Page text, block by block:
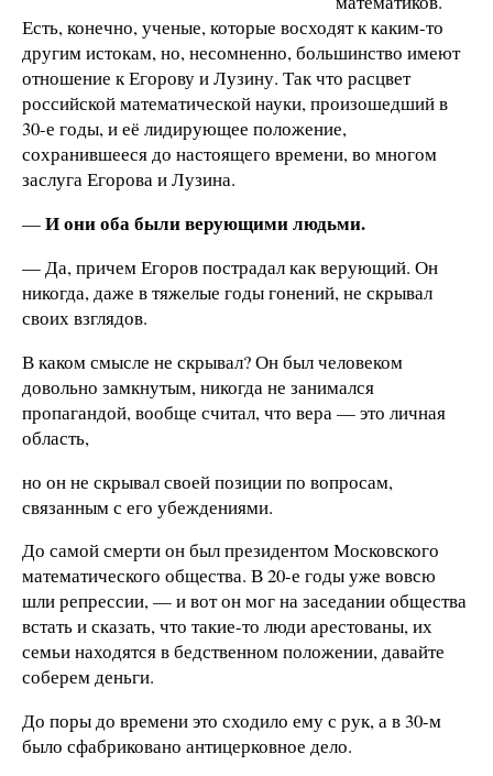
Есть, конечно, ученые, которые восходят к каким-то
другим истокам, но, несомненно, большинство имеют
отношение к Егорову и Лузину. Так что расцвет
российской математической науки, произошедший в
30-е годы, и её лидирующее положение,
сохранившееся до настоящего времени, во многом
заслуга Егорова и Лузина.
—И они оба были верующими людьми.
— Да, причем Егоров пострадал как верующий. Он
никогда, даже в тяжелые годы гонений, не скрывал
своих взглядов.
В каком смысле не скрывал? Он был человеком
довольно замкнутым, никогда не занимался
пропагандой, вообще считал, что вера — это личная
область,
но он не скрывал своей позиции по вопросам,
связанным с его убеждениями.
До самой смерти он был президентом Московского
математического общества. В 20-е годы уже вовсю
шли репрессии, — и вот он мог на заседании общества
встать и сказать, что такие-то люди арестованы, их
семьи находятся в бедственном положении, давайте
соберем деньги.
До поры до времени это сходило ему с рук, а в 30-м
было сфабриковано антицерковное дело.